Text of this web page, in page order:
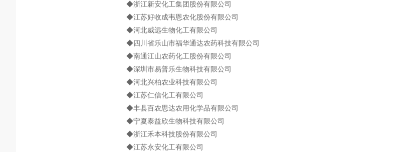
◆浙江新安化工集团股份有限公司
◆江苏好收成韦恩农化股份有限公司
◆河北威远生物化工有限公司
◆四川省乐山市福华通达农药科技有限公司
◆南通江山农药化工股份有限公司
◆深圳市易普乐生物科技有限公司
◆河北兴柏农业科技有限公司
◆江苏仁信化工有限公司
◆丰县百农思达农用化学品有限公司
◆宁夏泰益欣生物科技有限公司
◆浙江禾本科技股份有限公司
◆江苏永安化工有限公司